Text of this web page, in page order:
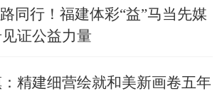
同行！福建体彩“益”马当先媒
证公益力量
精建细营绘就和美新画卷五年